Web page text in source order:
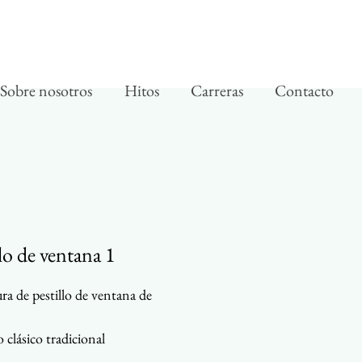
Sobre nosotros Hitos Carreras Contacto
de ventana 1
de pestillo de ventana de
clásico tradicional